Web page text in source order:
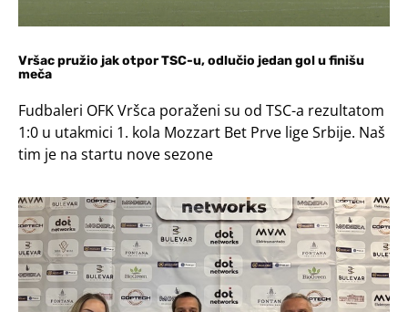
Vršac pružio jak otpor TSC-u, odlučio jedan gol u finišu
meča
Fudbaleri OFK Vršca poraženi su od TSC-a rezultatom
1:0 u utakmici 1. kola Mozzart Bet Prve lige Srbije. Naš
tim je na startu nove sezone